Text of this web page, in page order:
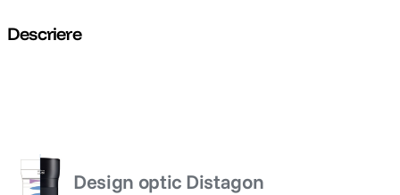
Descriere
Design optic Distagon